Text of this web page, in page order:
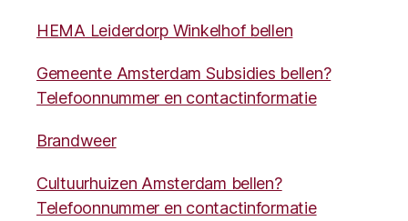
HEMA Leiderdorp Winkelhof bellen
Gemeente Amsterdam Subsidies bellen?
Telefoonnummer en contactinformatie
Brandweer
Cultuurhuizen Amsterdam bellen?
Telefoonnummer en contactinformatie